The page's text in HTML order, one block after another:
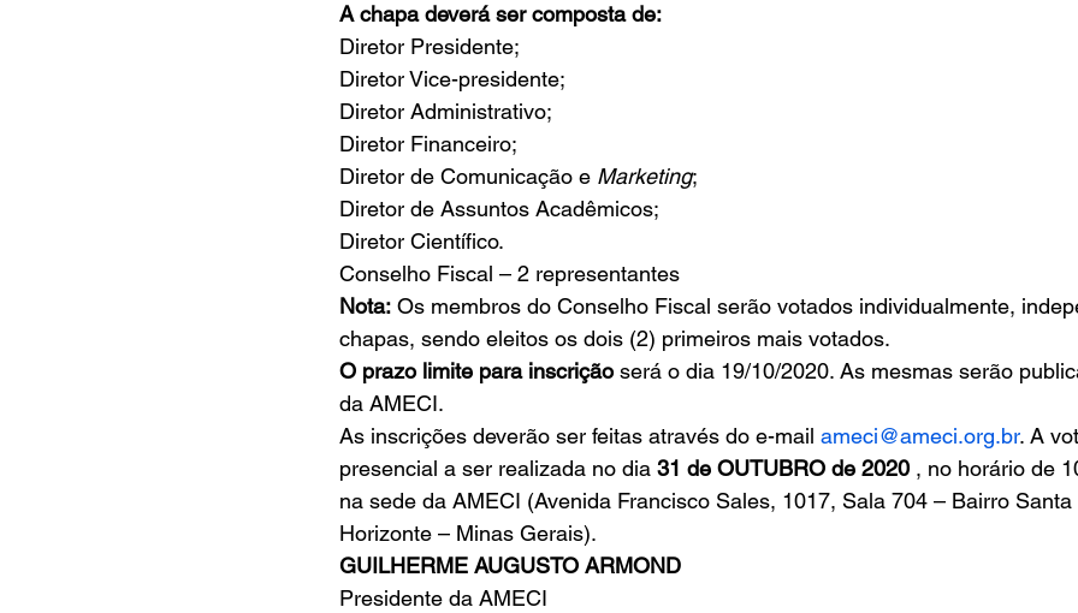
A chapa deverá ser composta de:
Diretor Presidente;
Diretor Vice-presidente;
Diretor Administrativo;
Diretor Financeiro;
Diretor de Comunicação e Marketing;
Diretor de Assuntos Acadêmicos;
Diretor Científico.
Conselho Fiscal – 2 representantes
Nota: Os membros do Conselho Fiscal serão votados individualmente,
chapas, sendo eleitos os dois (2) primeiros mais votados.
O prazo limite para inscrição será o dia 19/10/2020. As mesmas serão
da AMECI.
As inscrições deverão ser feitas através do e-mail ameci@ameci.org.br. A
presencial a ser realizada no dia 31 de OUTUBRO de 2020 , no horário de
na sede da AMECI (Avenida Francisco Sales, 1017, Sala 704 – Bairro
Horizonte – Minas Gerais).
GUILHERME AUGUSTO ARMOND
Presidente da AMECI